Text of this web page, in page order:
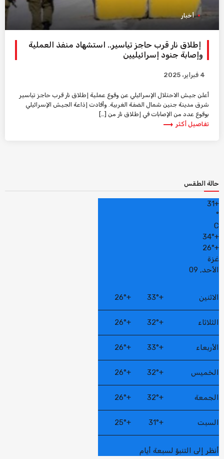
أخبار
إطلاق نار قرب حاجز تياسير.. استشهاد منفذ العملية
وإصابة جنود إسرائيليين
4 فبراير، 2025
أعلن جيش الاحتلال الإسرائيلي عن وقوع عملية إطلاق نار قرب حاجز تياسير
شرق مدينة جنين شمال الضفة الغربية. وأفادت إذاعة الجيش الإسرائيلي
بوقوع عدد من الإصابات في إطلاق نار من […]
تفاصيل أكثر trending_flat
حالة الطقس
+
31
°
C
+
34°
+
26°
غزة
الأحد, 09
الاثنين +
33°
+
26°
الثلاثاء +
32°
+
26°
الأربعاء +
33°
+
26°
الخميس +
32°
+
26°
الجمعة +
32°
+
26°
السبت +
31°
+
25°
أنظر إلى التنبؤ لسبعة أيام